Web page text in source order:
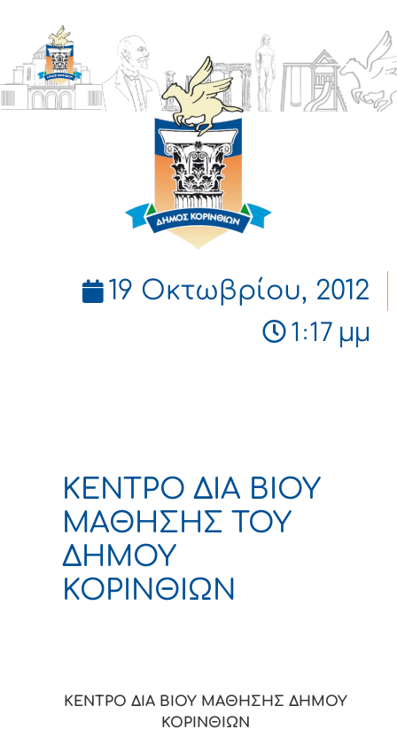
ΔΗΜΟΣ
ΚΟΡΙΝΘΙΩΝ
19 Οκτωβρίου, 2012
1:17 μμ
ΚΕΝΤΡΟ ΔΙΑ ΒΙΟΥ
ΜΑΘΗΣΗΣ ΤΟΥ
ΔΗΜΟΥ
ΚΟΡΙΝΘΙΩΝ
ΚΕΝΤΡΟ ΔΙΑ ΒΙΟΥ ΜΑΘΗΣΗΣ ΔΗΜΟΥ
ΚΟΡΙΝΘΙΩΝ